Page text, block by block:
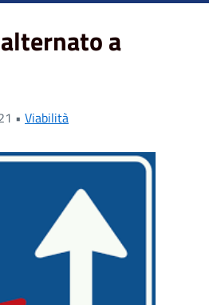
a
• Viabilità